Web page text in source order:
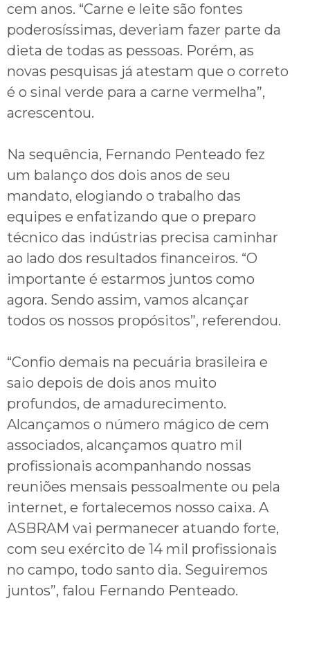
cem anos. “Carne e leite são fontes
poderosíssimas, deveriam fazer parte da
dieta de todas as pessoas. Porém, as
novas pesquisas já atestam que o correto
é o sinal verde para a carne vermelha”,
acrescentou.
Na sequência, Fernando Penteado fez
um balanço dos dois anos de seu
mandato, elogiando o trabalho das
equipes e enfatizando que o preparo
técnico das indústrias precisa caminhar
ao lado dos resultados financeiros. “O
importante é estarmos juntos como
agora. Sendo assim, vamos alcançar
todos os nossos propósitos”, referendou.
“Confio demais na pecuária brasileira e
saio depois de dois anos muito
profundos, de amadurecimento.
Alcançamos o número mágico de cem
associados, alcançamos quatro mil
profissionais acompanhando nossas
reuniões mensais pessoalmente ou pela
internet, e fortalecemos nosso caixa. A
ASBRAM vai permanecer atuando forte,
com seu exército de 14 mil profissionais
no campo, todo santo dia. Seguiremos
juntos”, falou Fernando Penteado.